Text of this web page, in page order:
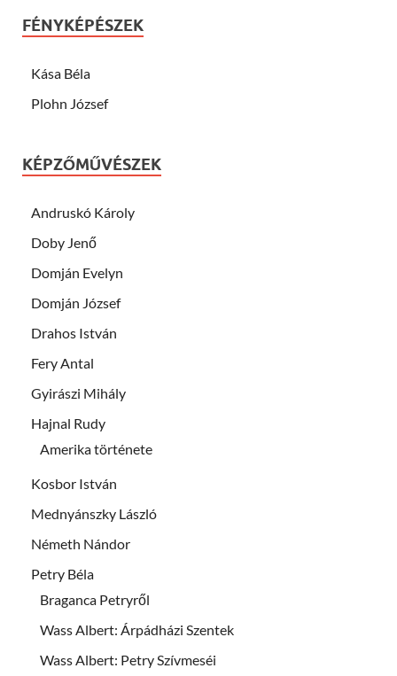
FÉNYKÉPÉSZEK
Kása Béla
Plohn József
KÉPZŐMŰVÉSZEK
Andruskó Károly
Doby Jenő
Domján Evelyn
Domján József
Drahos István
Fery Antal
Gyirászi Mihály
Hajnal Rudy
Amerika története
Kosbor István
Mednyánszky László
Németh Nándor
Petry Béla
Braganca Petryről
Wass Albert: Árpádházi Szentek
Wass Albert: Petry Szívmeséi